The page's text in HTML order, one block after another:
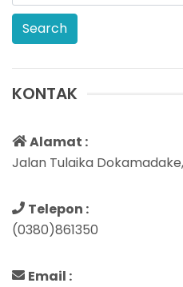
KONTAK
Alamat :
Jalan Tulaika
Telepon :
(0380)861350
Email :